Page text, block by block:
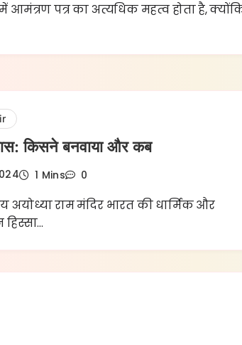
आमंत्रण पत्र का अत्यधिक महत्व होता है,
किसने बनवाया और कब
1 Mins 0
अयोध्या राम मंदिर भारत की धार्मिक और